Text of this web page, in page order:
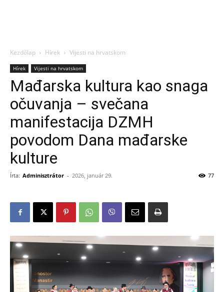
Kezdőlap Hírek Vijesti na hrvatskom
Hírek Vijesti na hrvatskom
Mađarska kultura kao snaga
očuvanja – svečana
manifestacija DZMH
povodom Dana mađarske
kulture
Írta: Adminisztrátor - 2026, január 29. 77